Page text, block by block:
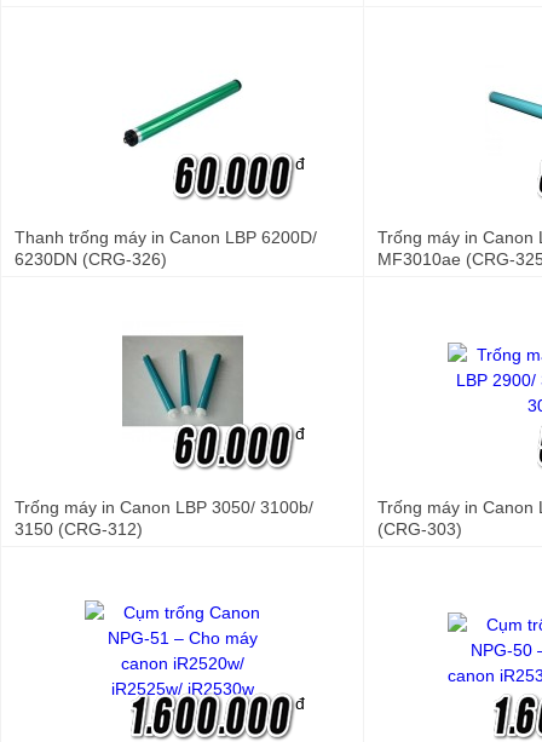
đ
Thanh trống máy in Canon LBP 6200D/
6230DN (CRG-326)
Trống máy in Canon
MF3010ae (CRG-
đ
Trống máy in Canon LBP 3050/ 3100b/
3150 (CRG-312)
Trống máy in Canon
(CRG-303)
đ